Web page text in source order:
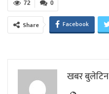
0
72
Share Facebook
खबर बुलेटिन